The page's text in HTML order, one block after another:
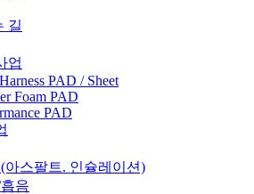
길
업
PAD / Sheet
Foam PAD
PAD
아스팔트. 인슐레이션)
음